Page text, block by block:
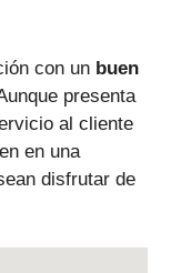
con un buen
presenta
al cliente
en una
disfrutar de